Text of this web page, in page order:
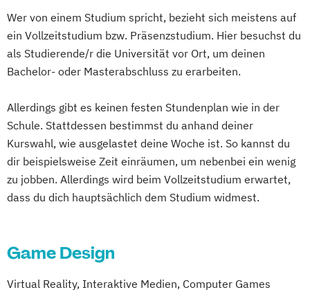
Management der Medien- und
Kreativwirtschaft
Medien- und Eventmanagement
Public Relations und Digitales Marketing
(DE/EN)
Social Media Marketing und Content
Creation
Visual and Media Anthropology (EN)
Wirtschaftspsychologie (DE/EN)
Wer von einem Studium spricht, bezieht sich meistens auf
ein Vollzeitstudium bzw. Präsenzstudium. Hier besuchst du
als Studierende/r die Universität vor Ort, um deinen
Bachelor- oder Masterabschluss zu erarbeiten.
Allerdings gibt es keinen festen Stundenplan wie in der
Schule. Stattdessen bestimmst du anhand deiner
Kurswahl, wie ausgelastet deine Woche ist. So kannst du
dir beispielsweise Zeit einräumen, um nebenbei ein wenig
zu jobben. Allerdings wird beim Vollzeitstudium erwartet,
dass du dich hauptsächlich dem Studium widmest.
Game Design
Virtual Reality, Interaktive Medien, Computer Games